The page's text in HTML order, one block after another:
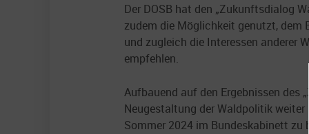
Der DOSB hat den „Zukunftsdialog
zudem die Möglichkeit genutzt, dem
und zugleich die Interessen anderer
empfehlen.
Aufbauend auf den Ergebnissen des
Neugestaltung der Waldpolitik
Sommer 2024 im Bundeskabinett zu